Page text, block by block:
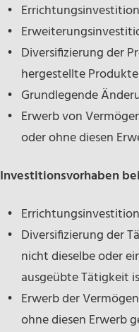
Diversifizierung der
hergestellte Produkte
Grundlegende
Erwerb von
oder ohne diesen
Investitionsvorhaben
Diversifizierung der
nicht dieselbe oder
ausgeübte Tätigkeit
Erwerb der
ohne diesen Erwerb